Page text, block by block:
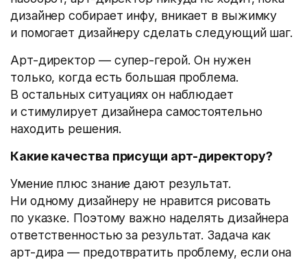
дизайнер собирает инфу, вникает в выжимку
и помогает дизайнеру сделать следующий шаг.
Арт-директор — супер-герой. Он нужен
только, когда есть большая проблема.
В остальных ситуациях он наблюдает
и стимулирует дизайнера самостоятельно
находить решения.
Какие качества присущи арт-директору?
Умение плюс знание дают результат.
Ни одному дизайнеру не нравится рисовать
по указке. Поэтому важно наделять дизайнера
ответственностью за результат. Задача как
арт-дира — предотвратить проблему, если она